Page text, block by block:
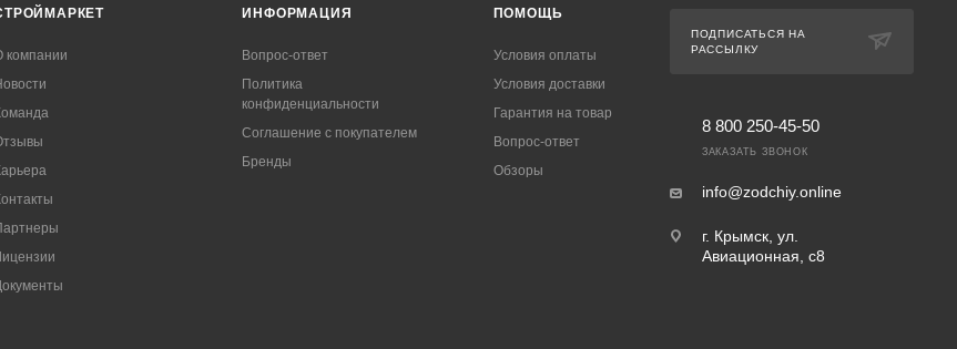
компании
ИНФОРМАЦИЯ
Вопрос-ответ
Политика
конфиденциальности
Соглашение с покупателем
Бренды
ПОМОЩЬ
Условия оплаты
Условия доставки
Гарантия на товар
Вопрос-ответ
Обзоры
ПОДПИСАТЬСЯ НА
РАССЫЛКУ
8 800 250-45-50
ЗАКАЗАТЬ ЗВОНОК
info@zodchiy.online
г. Крымск, ул.
Авиационная, с8